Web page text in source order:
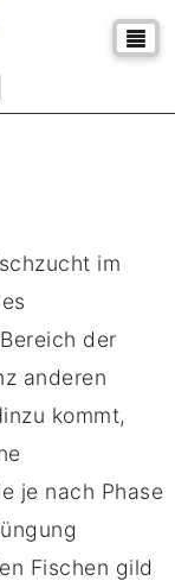
im
der
anderen
kommt,
je nach Phase
Fischen gild